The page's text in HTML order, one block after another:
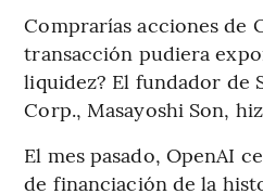
Comprarías acciones de
transacción pudiera
liquidez? El fundador de
Corp., Masayoshi Son,
El mes pasado, OpenAI
de financiación de la